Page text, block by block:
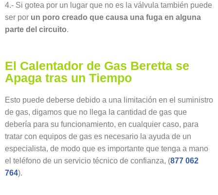
4.- Si gotea por un lugar que no es la válvula también puede
ser por un poro creado que causa una fuga en alguna
parte del circuito.
El Calentador de Gas Beretta se
Apaga tras un Tiempo
Esto puede deberse debido a una limitación en el suministro
de gas, digamos que no llega la cantidad de gas que
debería para su funcionamiento, en cualquier caso, para
tratar con equipos de gas es necesario la ayuda de un
especialista, de modo que es importante que tenga a mano
el teléfono de un servicio técnico de confianza, (877 062
764).